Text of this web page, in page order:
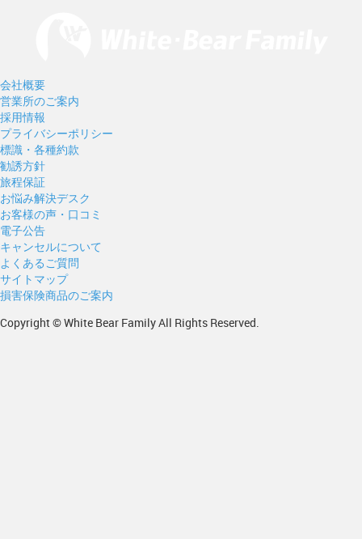
会社概要
営業所のご案内
採用情報
プライバシーポリシー
標識・各種約款
勧誘方針
旅程保証
お悩み解決デスク
お客様の声・口コミ
電子公告
キャンセルについて
よくあるご質問
サイトマップ
損害保険商品のご案内
Copyright © White Bear Family All Rights Reserved.